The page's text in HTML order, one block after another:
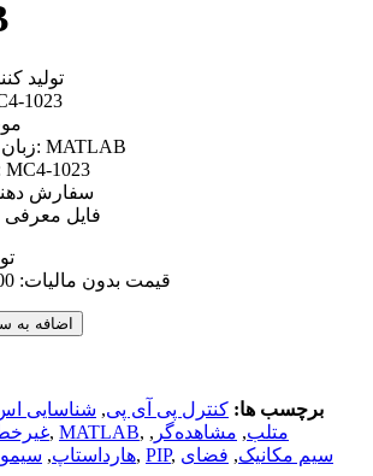
تولید
1023
زبان برنامه نویسی: MATLAB
MC4-1023
سفارش
فایل
قیمت بدون مالیات: 2,140,000تومان
اضافه به
برچسب ها: کنترل پی آی پی, شناسایی
, MATLAB, متلب, مشاهده‌گر ,
هارداستاپ, , PIP, سیم مکانیک, فضای